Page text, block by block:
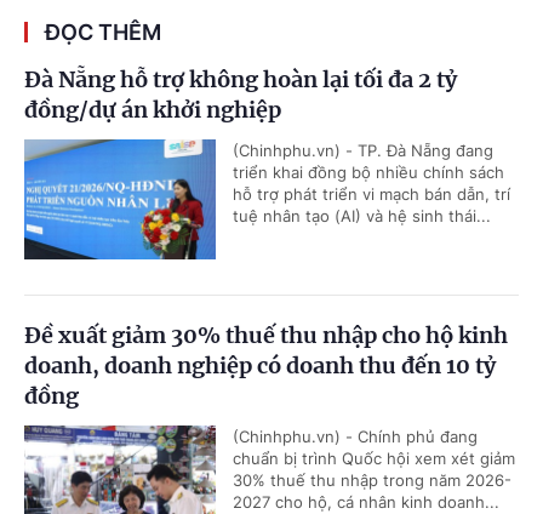
ĐỌC THÊM
Đà Nẵng hỗ trợ không hoàn lại tối đa 2 tỷ
đồng/dự án khởi nghiệp
(Chinhphu.vn) - TP. Đà Nẵng đang
triển khai đồng bộ nhiều chính sách
hỗ trợ phát triển vi mạch bán dẫn, trí
tuệ nhân tạo (AI) và hệ sinh thái...
Đề xuất giảm 30% thuế thu nhập cho hộ kinh
doanh, doanh nghiệp có doanh thu đến 10 tỷ
đồng
(Chinhphu.vn) - Chính phủ đang
chuẩn bị trình Quốc hội xem xét giảm
30% thuế thu nhập trong năm 2026-
2027 cho hộ, cá nhân kinh doanh...